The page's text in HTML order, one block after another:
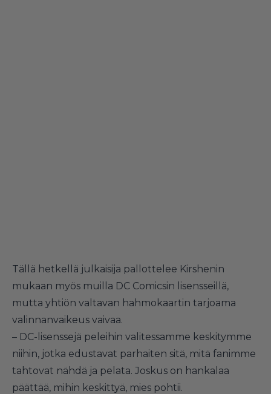
Tällä hetkellä julkaisija pallottelee Kirshenin
mukaan myös muilla DC Comicsin lisensseillä,
mutta yhtiön valtavan hahmokaartin tarjoama
valinnanvaikeus vaivaa.
– DC-lisenssejä peleihin valitessamme keskitymme
niihin, jotka edustavat parhaiten sitä, mitä fanimme
tahtovat nähdä ja pelata. Joskus on hankalaa
päättää, mihin keskittyä, mies pohtii.